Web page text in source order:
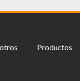
Productos